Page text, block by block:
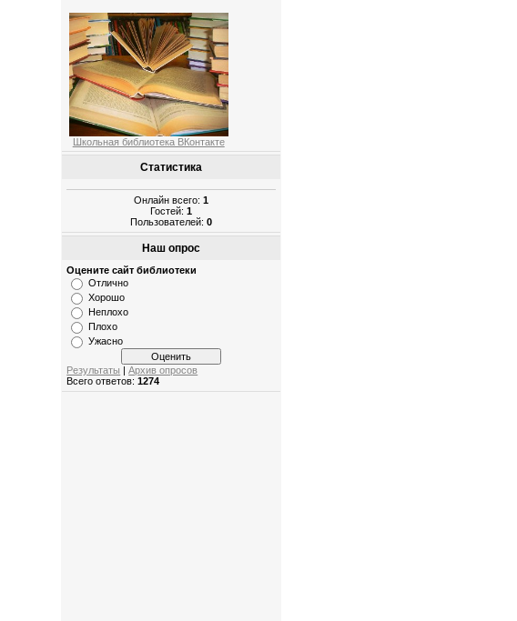
Школьная библиотека ВКонтакте
Статистика
Онлайн всего:1
Гостей:1
Пользователей:0
Наш опрос
Оцените сайт библиотеки
Отлично
Хорошо
Неплохо
Плохо
Ужасно
Результаты |Архив опросов
Всего ответов:1274